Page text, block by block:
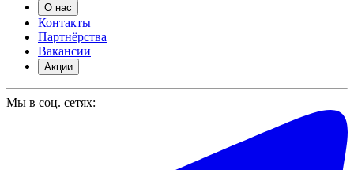
О нас
Контакты
Партнёрства
Вакансии
Акции
Мы в соц. сетях: